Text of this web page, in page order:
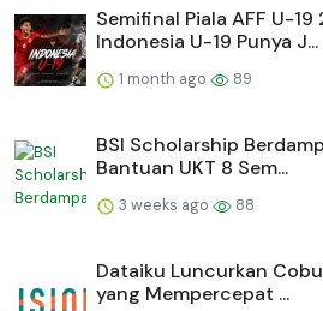
Semifinal Piala AFF U-
Indonesia U-19 Punya J...
1 month ago 89
BSI Scholarship
Bantuan UKT 8 Sem...
3 weeks ago 88
Dataiku Luncurkan
yang Mempercepat ...